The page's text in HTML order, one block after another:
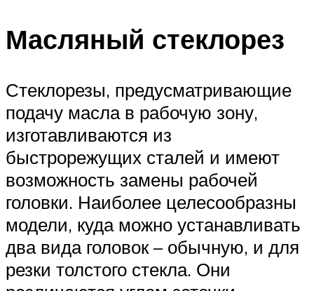
Масляный стеклорез
Стеклорезы, предусматривающие
подачу масла в рабочую зону,
изготавливаются из
быстрорежущих сталей и имеют
возможность замены рабочей
головки. Наиболее целесообразны
модели, куда можно устанавливать
два вида головок – обычную, и для
резки толстого стекла. Они